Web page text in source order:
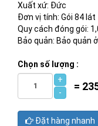
Xuất xứ: Đức
Đơn vị tính: Gói 84 lát
Quy cách đóng gói:
Bảo quản: Bảo quản
Chọn số lượng :
+
-
=
Đặt hàng nhanh